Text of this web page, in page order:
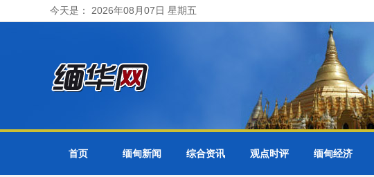
今天是： 2026年08月07日 星期五
首页 缅甸新闻 综合资讯 观点时评 缅甸经济